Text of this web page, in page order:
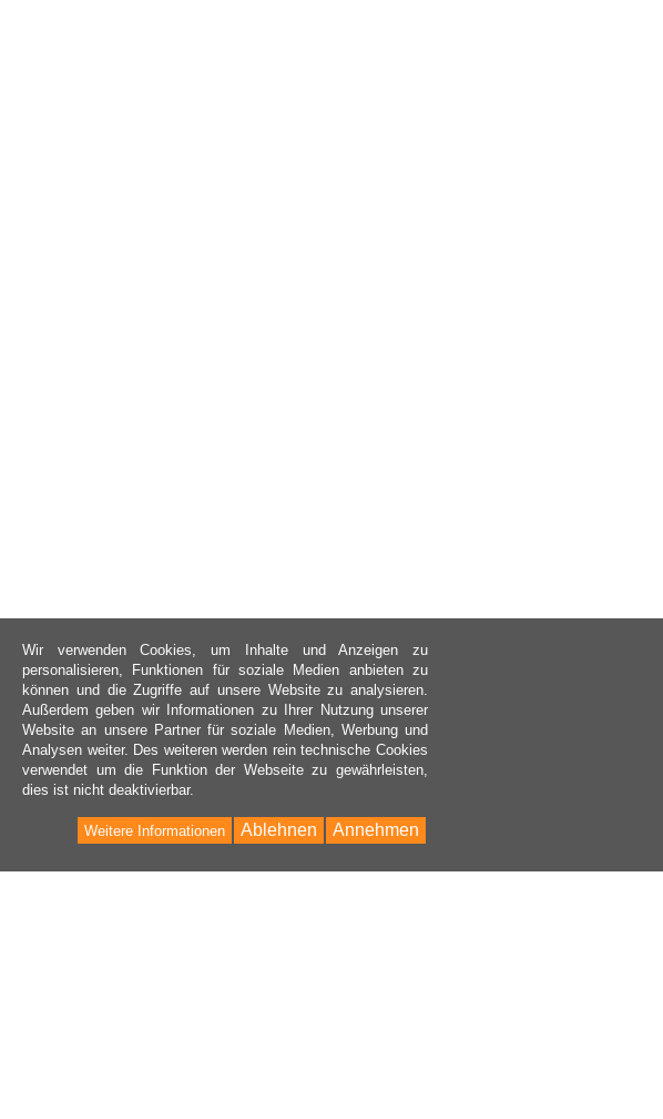
Wir verwenden Cookies, um Inhalte und Anzeigen zu
personalisieren, Funktionen für soziale Medien anbieten zu
können und die Zugriffe auf unsere Website zu analysieren.
Außerdem geben wir Informationen zu Ihrer Nutzung unserer
Website an unsere Partner für soziale Medien, Werbung und
Analysen weiter. Des weiteren werden rein technische Cookies
verwendet um die Funktion der Webseite zu gewährleisten,
dies ist nicht deaktivierbar.
Annehmen
Ablehnen
Weitere Informationen